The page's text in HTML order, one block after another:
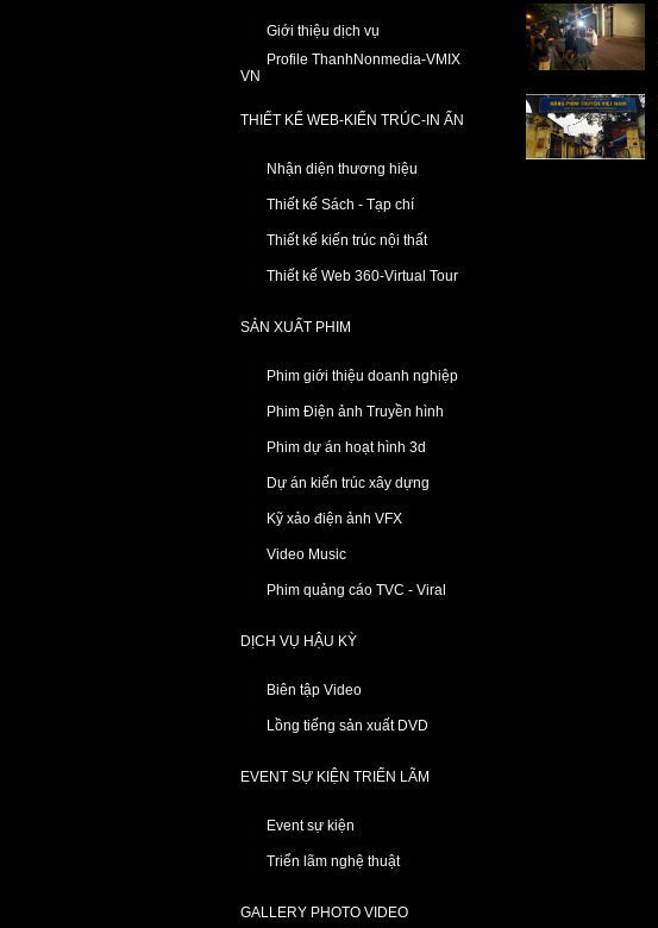
Giới thiệu dịch vụ
Profile ThanhNonmedia-VMIX
VN
THIẾT KẾ WEB-KIẾN TRÚC-IN ẤN
Nhận diện thương hiệu
Thiết kế Sách - Tạp chí
Thiết kế kiến trúc nội thất
Thiết kế Web 360-Virtual Tour
SẢN XUẤT PHIM
Phim giới thiệu doanh nghiệp
Phim Điện ảnh Truyền hình
Phim dự án hoạt hình 3d
Dự án kiến trúc xây dựng
Kỹ xảo điện ảnh VFX
Video Music
Phim quảng cáo TVC - Viral
DỊCH VỤ HẬU KỲ
Biên tập Video
Lồng tiếng sản xuất DVD
EVENT SỰ KIỆN TRIỂN LÃM
Event sự kiện
Triển lãm nghệ thuật
GALLERY PHOTO VIDEO